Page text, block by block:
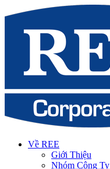
Về REE
Giới Thiệu
Nhóm Công Ty